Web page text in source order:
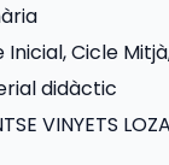
Inicial, Cicle
didàctic
VINYETS